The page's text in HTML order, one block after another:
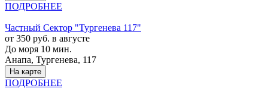
ПОДРОБНЕЕ
Частный Cектор "Тургенева 117"
от 350 руб. в августе
До моря 10 мин.
Анапа, Тургенева, 117
На карте
ПОДРОБНЕЕ